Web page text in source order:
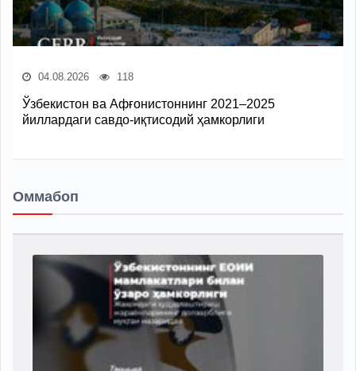
04.08.2026 118
Ўзбекистон ва Афғонистоннинг 2021–2025
йиллардаги савдо-иқтисодий ҳамкорлиги
Оммабоп